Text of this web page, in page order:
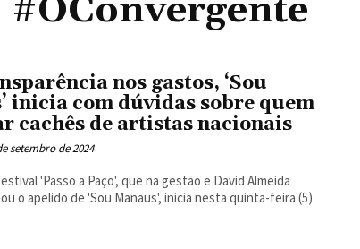
#OConvergente
nos gastos, ‘Sou
inicia com dúvidas sobre quem
cachês de artistas nacionais
setembro de 2024
'Passo a Paço', que na gestão e David Almeida
o apelido de 'Sou Manaus', inicia nesta quinta-feira (5)